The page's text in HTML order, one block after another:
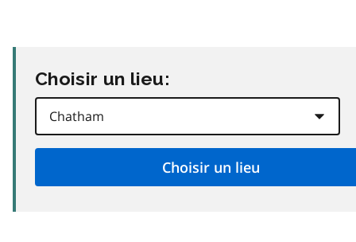
Choisir un lieu: